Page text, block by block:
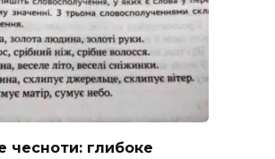
чесноти: глибоке